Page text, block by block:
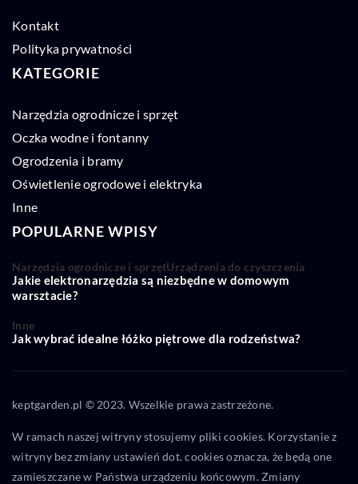
Kontakt
Polityka prywatności
KATEGORIE
Narzędzia ogrodnicze i sprzęt
Oczka wodne i fontanny
Ogrodzenia i bramy
Oświetlenie ogrodowe i elektryka
Inne
POPULARNE WPISY
Narzędzia ogrodnicze i sprzętUrządzenia do czyszczenia
Jakie elektronarzędzia są niezbędne w domowym
warsztacie?
Inne
Jak wybrać idealne łóżko piętrowe dla rodzeństwa?
keptgarden.pl © 2023. Wszelkie prawa zastrzeżone.
W ramach naszej witryny stosujemy pliki cookies. Korzystanie z
witryny bez zmiany ustawień dot. cookies oznacza, że będą one
zamieszczane w Państwa urządzeniu końcowym. Zmiany